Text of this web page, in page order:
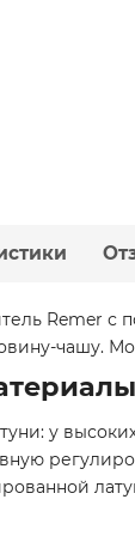
Remer с
чашу.
у